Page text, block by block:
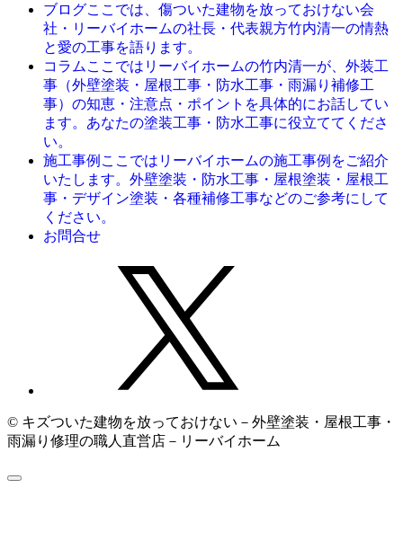
ブログここでは、傷ついた建物を放っておけない会
社・リーバイホームの社長・代表親方竹内清一の情熱
と愛の工事を語ります。
コラム ここではリーバイホームの竹内清一が、外装工
事（外壁塗装・屋根工事・防水工事・雨漏り補修工
事）の知恵・注意点・ポイントを具体的にお話してい
ます。あなたの塗装工事・防水工事に役立ててくださ
い。
施工事例 ここではリーバイホームの施工事例をご紹介
いたします。外壁塗装・防水工事・屋根塗装・屋根工
事・デザイン塗装・各種補修工事などのご参考にして
ください。
お問合せ
© キズついた建物を放っておけない－外壁塗装・屋根工事・
雨漏り修理の職人直営店－リーバイホーム